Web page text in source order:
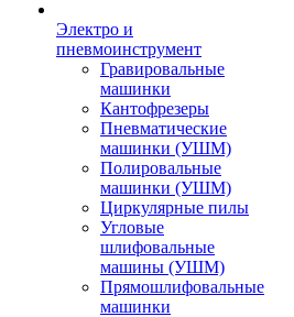
Электро и
пневмоинструмент
Гравировальные
машинки
Кантофрезеры
Пневматические
машинки (УШМ)
Полировальные
машинки (УШМ)
Циркулярные пилы
Угловые
шлифовальные
машины (УШМ)
Прямошлифовальные
машинки